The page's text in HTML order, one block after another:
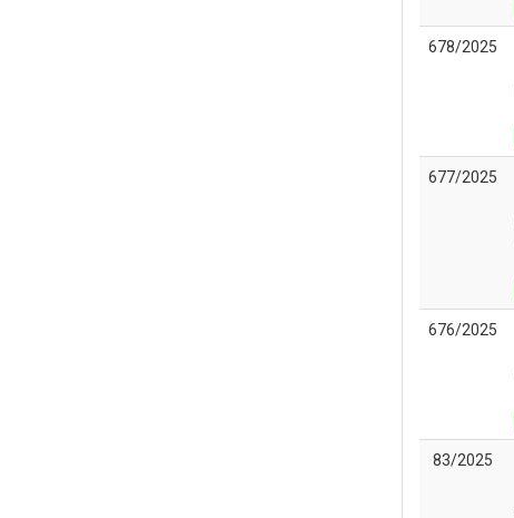
678/2025
677/2025
676/2025
83/2025